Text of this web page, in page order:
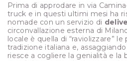
Prima di approdare in via
truck e in questi ultimi mesi ha
nomade con un servizio di
circonvallazione esterna di
locale è quella di “raviolizzare”
tradizione italiana e, assaggiando
riesce a cogliere la genialità e